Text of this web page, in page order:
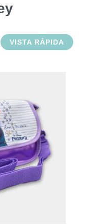
VISTA RÁPIDA